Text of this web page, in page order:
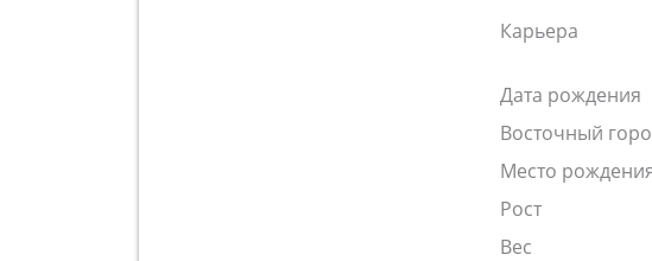
Карьера
Дата рождения
Восточный
Место
Рост
Вес